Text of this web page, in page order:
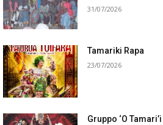
31/07/2026
Tamariki Rapa
23/07/2026
Gruppo ‘O